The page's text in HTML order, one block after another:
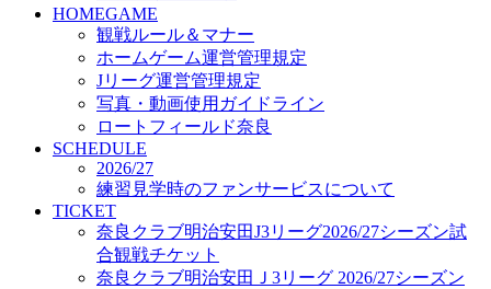
サポートショップ
GOODS
オフィシャルストア（実店舗）
オンラインストア
ACADEMY
アカデミーについて
プロジェクト
コーチ&スタッフ
ジュニア
ジュニアユース
ユース
練習拠点（ナラディーア）
SCHOOL
HOMEGAME
観戦ルール＆マナー
ホームゲーム運営管理規定
Jリーグ運営管理規定
写真・動画使用ガイドライン
ロートフィールド奈良
SCHEDULE
2026/27
練習見学時のファンサービスについて
TICKET
奈良クラブ明治安田J3リーグ2026/27シーズン試
合観戦チケット
奈良クラブ明治安田Ｊ3リーグ 2026/27シーズン